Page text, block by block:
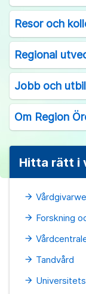
Resor och
Regional
Jobb och
Om Region
Hitta rätt i
arrow_forward
arrow_forward Forskning
arrow_forward
arrow_forward Tandvård
arrow_forward